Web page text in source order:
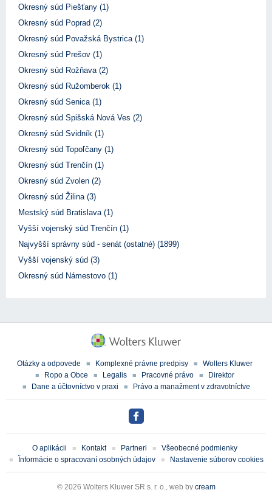
Okresný súd Piešťany (1)
Okresný súd Poprad (2)
Okresný súd Považská Bystrica (1)
Okresný súd Prešov (1)
Okresný súd Rožňava (2)
Okresný súd Ružomberok (1)
Okresný súd Senica (1)
Okresný súd Spišská Nová Ves (2)
Okresný súd Svidník (1)
Okresný súd Topoľčany (1)
Okresný súd Trenčín (1)
Okresný súd Zvolen (2)
Okresný súd Žilina (3)
Mestský súd Bratislava (1)
Vyšší vojenský súd Trenčín (1)
Najvyšší správny súd - senát (ostatné) (1899)
Vyšší vojenský súd (3)
Okresný súd Námestovo (1)
Otázky a odpovede Komplexné právne predpisy
Wolters Kluwer
Ropo a Obce
Legalis Pracovné právo
Direktor
Dane a účtovníctvo v praxi
Právo a manažment v zdravotníctve
O aplikácii Kontakt Partneri
Všeobecné podmienky
Ïnformácie o spracovaní osobných údajov
Nastavenie súborov cookies
© 2026 Wolters Kluwer SR s. r. o., web by cream